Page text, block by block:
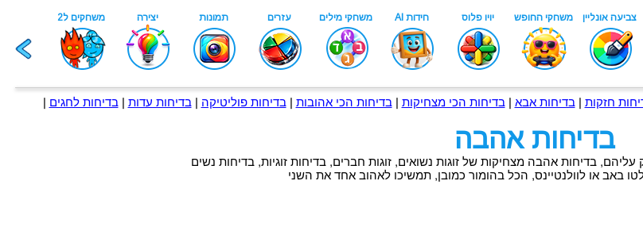
חזקות |בדיחות אבא |בדיחות הכי מצחיקות |בדיחות הכי אהובות |בדיחות פוליטיקה |בדיחות עדות |בדיחות לחגים |
בדיחות אהבה
עליהם, בדיחות אהבה מצחיקות של זוגות נשואים, זוגות חברים, בדיחות זוגיות, בדיחות נשים
באב או לוולנטיינס, הכל בהומור כמובן, תמשיכו לאהוב אחד את השני